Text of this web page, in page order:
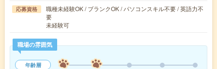
応募資格
職種未経験OK / ブランクOK / パソコンスキル不要 / 英語力不
要
未経験可
職場の雰囲気
年齢層